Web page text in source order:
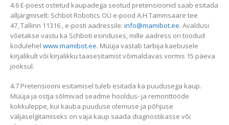
4.6 E-poest ostetud kaupadega seotud pretensioonid saab esitada
alljärgmiselt: Schbot Robotics OÜ e-pood A.H.Tammsaare tee
47, Tallinn 11316 , e-posti aadressile: info@mamibot.ee. Avaldusi
võetakse vastu ka Schboti esinduses, mille aadress on toodud
kodulehel www.mamibot.ee. Müüja vastab tarbija kaebusele
kirjalikult või kirjalikku taasesitamist võimaldavas vormis 15 päeva
jooksul.
4.7 Pretensiooni esitamisel tuleb esitada ka puudusega kaup.
Müüja ja ostja sõlmivad seadme hooldus- ja remonttööde
kokkuleppe, kui kauba puuduse olemuse ja põhjuse
väljaselgitamiseks on vaja kaup saada diagnostikasse või